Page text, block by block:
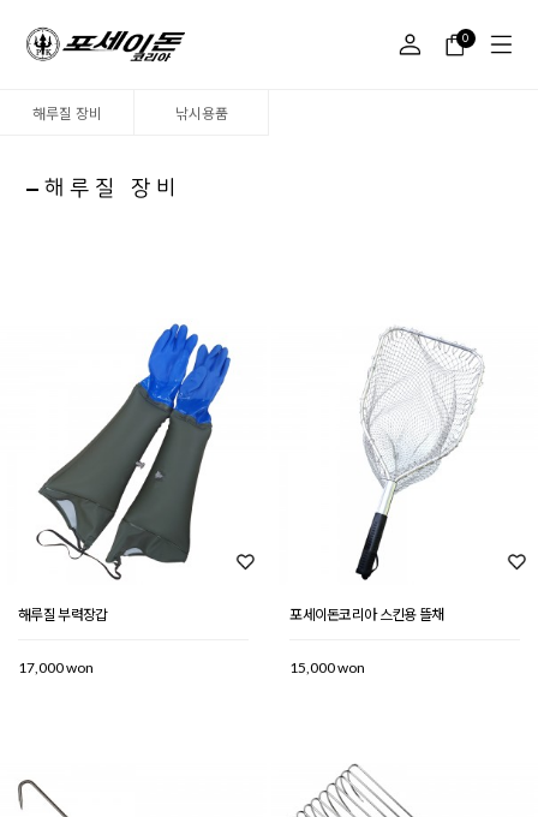
0
해루질 장비 낚시용품
해루질 장비
해루질 부력장갑
17,000 won
포세이돈코리아 스킨용 뜰채
15,000 won